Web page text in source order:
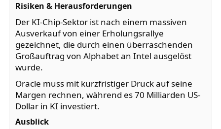
Risiken & Herausforderungen
Der KI-Chip-Sektor ist nach einem massiven
Ausverkauf von einer Erholungsrallye
gezeichnet, die durch einen überraschenden
Großauftrag von Alphabet an Intel ausgelöst
wurde.
Oracle muss mit kurzfristiger Druck auf seine
Margen rechnen, während es 70 Milliarden US-
Dollar in KI investiert.
Ausblick